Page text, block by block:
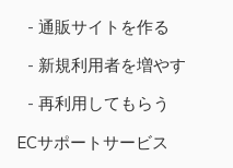
ョ
通販サイトを作る
新規利用者を増やす
再利用してもらう
ECサポートサービス